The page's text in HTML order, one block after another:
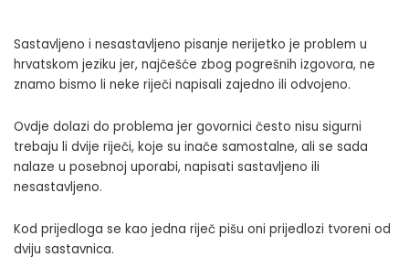
Sastavljeno i nesastavljeno pisanje nerijetko je problem u
hrvatskom jeziku jer, najčešće zbog pogrešnih izgovora, ne
znamo bismo li neke riječi napisali zajedno ili odvojeno.
Ovdje dolazi do problema jer govornici često nisu sigurni
trebaju li dvije riječi, koje su inače samostalne, ali se sada
nalaze u posebnoj uporabi, napisati sastavljeno ili
nesastavljeno.
Kod prijedloga se kao jedna riječ pišu oni prijedlozi tvoreni od
dviju sastavnica.